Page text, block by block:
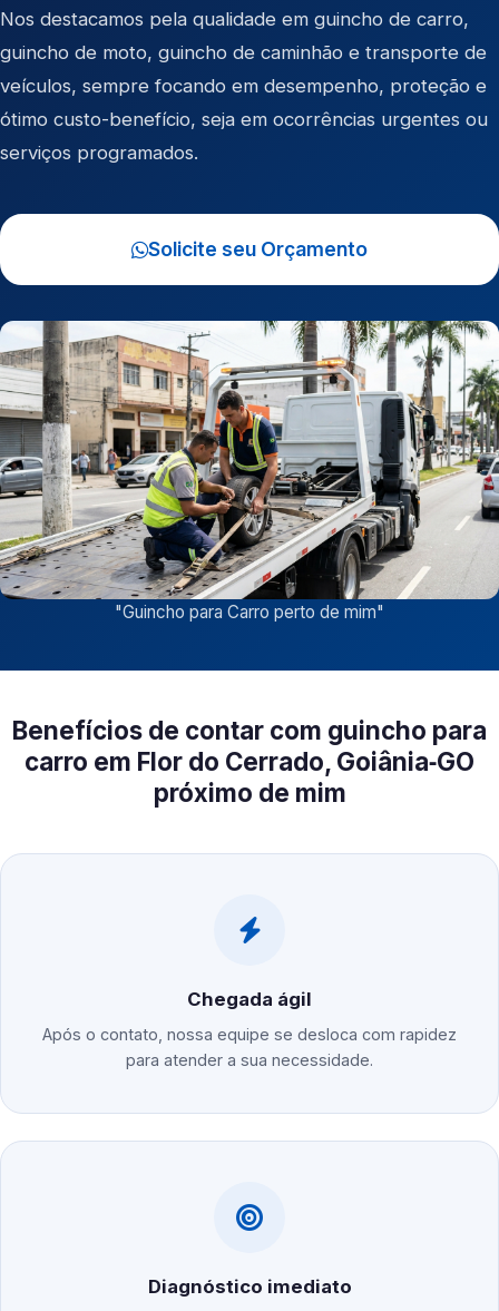
Nos destacamos pela qualidade em guincho de carro,
guincho de moto, guincho de caminhão e transporte de
veículos, sempre focando em desempenho, proteção e
ótimo custo-benefício, seja em ocorrências urgentes ou
serviços programados.
Solicite seu Orçamento
"Guincho para Carro perto de mim"
Benefícios de contar com guincho para
carro em Flor do Cerrado, Goiânia‑GO
próximo de mim
Chegada ágil
Após o contato, nossa equipe se desloca com rapidez
para atender a sua necessidade.
Diagnóstico imediato